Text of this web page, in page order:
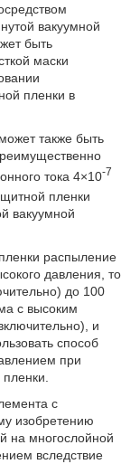
вакуумной
быть
маски
пленки в
также быть
тока 4×10-7
пленки
вакуумной
распыление
давления, то
до 100
с высоким
и
способ
при
с
изобретению
на многослойной
вследствие